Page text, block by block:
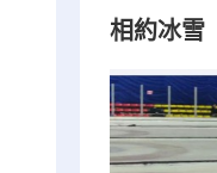
相約冰雪